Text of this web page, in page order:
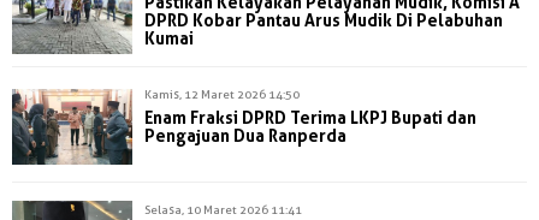
DPRD Kobar Pantau Arus Mudik Di Pelabuhan
Kumai
Kamis, 12 Maret 2026 14:50
Enam Fraksi DPRD Terima LKPJ Bupati dan
Pengajuan Dua Ranperda
Selasa, 10 Maret 2026 11:41